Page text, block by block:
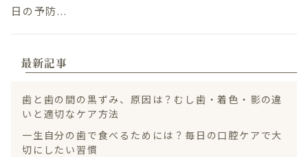
日の予防...
最新記事
歯と歯の間の黒ずみ、原因は？むし歯・着色・影の違
いと適切なケア方法
一生自分の歯で食べるためには？毎日の口腔ケアで大
切にしたい習慣